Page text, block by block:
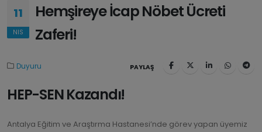
11
NIS
Hemşireye İcap Nöbet Ücreti
Zaferi!
Duyuru PAYLAŞ
HEP-SEN Kazandı!
Antalya Eğitim ve Araştırma Hastanesi’nde görev yapan üyemiz